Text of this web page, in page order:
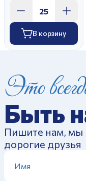
В корзину
Это
Быть
Пишите нам, мы
дорогие друзья